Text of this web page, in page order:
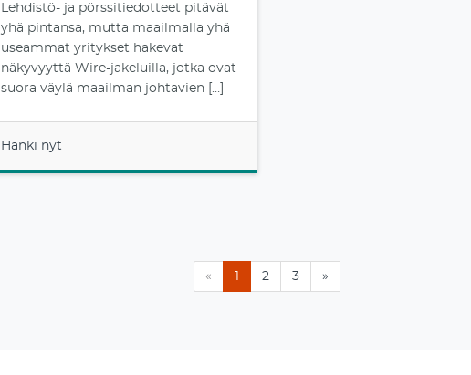
Lehdistö- ja pörssitiedotteet pitävät
yhä pintansa, mutta maailmalla yhä
useammat yritykset hakevat
näkyvyyttä Wire-jakeluilla, jotka ovat
suora väylä maailman johtavien […]
Hanki nyt
« 1 2 3 »